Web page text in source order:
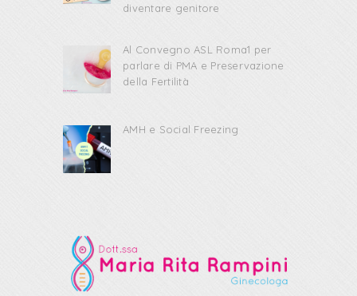
diventare genitore
Al Convegno ASL Roma1 per
parlare di PMA e Preservazione
della Fertilità
AMH e Social Freezing